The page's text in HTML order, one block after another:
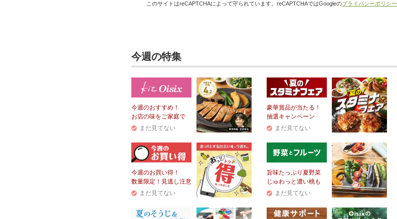
このサイトはreCAPTCHAによって守られています。reCAPTCHAではGoogleのプライバシーポリシー
今週の特集
今週のおすすめ！
お店の味をご家庭で
まだ見てない
豪華賞品が当たる！
抽選キャンペーン
まだ見てない
今週のお買い得！
数量限定！見逃し注意
まだ見てない
旨味たっぷり夏野菜
じゅわっと濃い桃も
まだ見てない